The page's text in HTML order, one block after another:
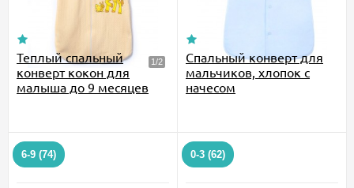
Теплый спальный
конверт кокон для
малыша до 9 месяцев
6-9 (74)
Спальный конверт для
мальчиков, хлопок с
начесом
0-3 (62)